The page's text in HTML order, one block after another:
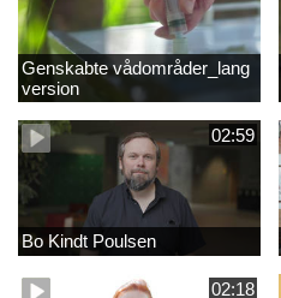
Genskabte vådområder_lang
version
02:59
Bo Kindt Poulsen
02:18